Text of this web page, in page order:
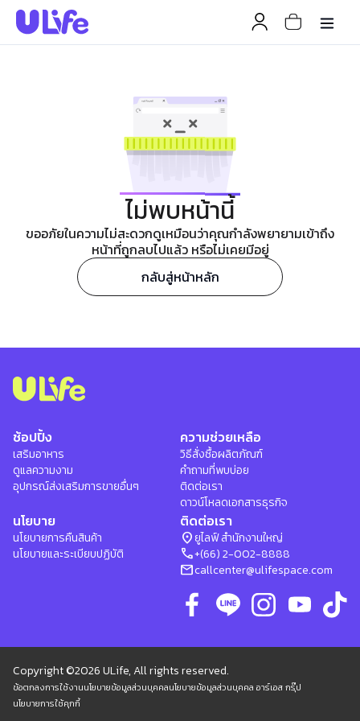
ไม่พบหน้านี้
ขออภัยในความไม่สะดวกดูเหมือนว่าคุณกำลังพยายามเข้าถึง
หน้าที่ถูกลบไปแล้ว หรือไม่เคยมีอยู่
กลับสู่หน้าหลัก
ช้อปปิ้ง
เสริมอาหาร
ดูแลความงาม
อุปกรณ์ส่งเสริมการขายอื่นๆ
ความช่วยเหลือ
วิธีสั่งซื้อผลิตภัณฑ์
คำถามที่พบบ่อย
ติดต่อเรา
ดาวน์โหลดเอกสารธุรกิจ
นโยบาย
นโยบายการคืนสินค้า
นโยบายและระเบียบปฏิบัติ
ติดต่อเรา
location_onยูไลฟ์ สำนักงานใหญ่
phone+(66) 2-002-8888
mailcallcenter@ulifespace.com
Copyright ©2026 ULife, All rights reserved.
ข้อตกลงการใช้งานนโยบายข้อมูลส่วนบุคคลนโยบายข้อมูลส่วนบุคคล อาร์เอส กรุ๊ป
นโยบายการใช้คุกกี้